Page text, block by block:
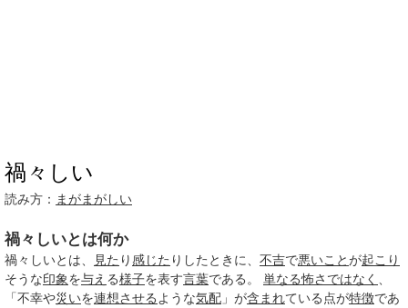
禍々しい
読み方： まがまがしい
禍々しいとは何か
禍々しいとは、 見た り感じた りしたときに、 不吉で悪いことが起こり
そうな印象を与え る様子を表す言葉である。 単なる怖さ ではなく
「不幸や災いを連想させる ような気配 」が含まれている点が特徴であ